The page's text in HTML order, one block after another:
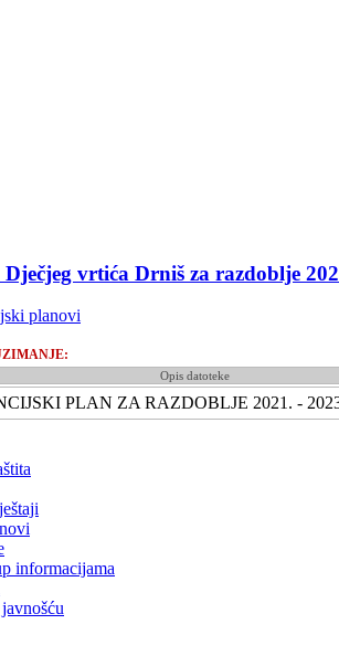
vrtića Drniš za razdoblje
planovi
Opis datoteke
PLAN ZA RAZDOBLJE 2021. -
informacijama